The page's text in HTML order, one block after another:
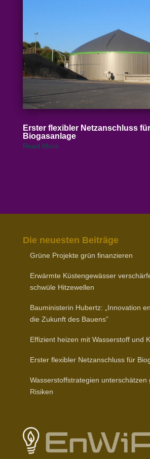
Erster flexibler Netz­an­schluss für
Biogasanlage
Read More
Die neuesten Beiträge
Grüne Projekte grün finanzieren
Erwärmte Küsten­ge­wässer
schwüle Hitzewellen
Baumi­nis­terin Hubertz: „Inno­vation
die Zukunft des Bauens”
Effizient heizen mit Wasser­stoff und
Erster flexibler Netz­an­schluss für
Wasser­stoff­stra­tegien unter­schätzen
Risiken